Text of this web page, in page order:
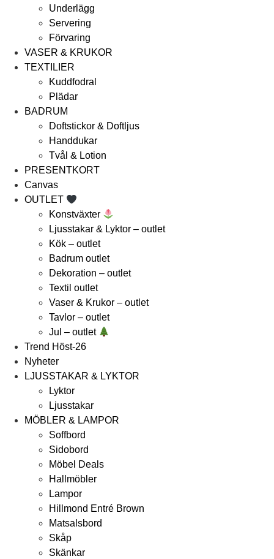
Underlägg
Servering
Förvaring
VASER & KRUKOR
TEXTILIER
Kuddfodral
Plädar
BADRUM
Doftstickor & Doftljus
Handdukar
Tvål & Lotion
PRESENTKORT
Canvas
OUTLET
Konstväxter
Ljusstakar & Lyktor – outlet
Kök – outlet
Badrum outlet
Dekoration – outlet
Textil outlet
Vaser & Krukor – outlet
Tavlor – outlet
Jul – outlet
Trend Höst-26
Nyheter
LJUSSTAKAR & LYKTOR
Lyktor
Ljusstakar
MÖBLER & LAMPOR
Soffbord
Sidobord
Möbel Deals
Hallmöbler
Lampor
Hillmond Entré Brown
Matsalsbord
Skåp
Skänkar